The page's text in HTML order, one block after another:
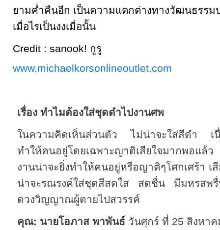
ยามค่ำคืนอีก เป็นความแตกต่างทางวัฒนธรรม
เมื่อไรเป็นงงเมื่อนั้น
Credit : sanook! กูรู
www.michaelkorsonlineoutlet.com
เรื่อง ทำไมต้องใส่ชุดดำไปงานศพ
ในความคิดเห็นส่วนตัว ไม่น่าจะใส่สีดำ เนื่
ทำให้คนอยู่โดยเฉพาะญาติเสียใจมากพอแล้
งานน่าจะยิ่งทำให้คนอยู่หรือญาติๆโศกเศร้า
น่าจะรณรงค์ใส่ชุดสีสดใส สดชื่น มีมหรสพรื่น
ดวงวิญญาณผู้ตายไปสวรรค์
คุณ: นายโอภาส พาพันธ์ วันศุกร์ ที่ 25 สิงหา